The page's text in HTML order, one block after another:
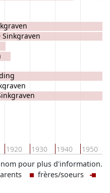
1920 1930 1940 1950
Sinkgraven
pour plus d'information.
frères/soeurs